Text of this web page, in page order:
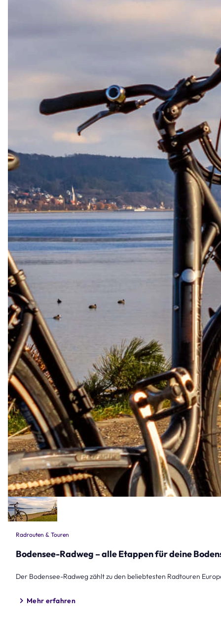
Radrouten & Touren
Bodensee-Radweg – alle Etappen für deine
Der Bodensee-Radweg zählt zu den beliebtesten Radtouren
Mehr erfahren